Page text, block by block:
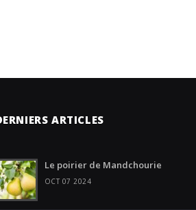
ARTICLES
Le poirier de Mandchourie
OCT 07 2024